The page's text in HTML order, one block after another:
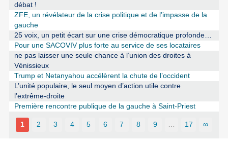
débat !
ZFE, un révélateur de la crise politique et de l’impasse de la
gauche
25 voix, un petit écart sur une crise démocratique profonde…
Pour une SACOVIV plus forte au service de ses locataires
ne pas laisser une seule chance à l’union des droites à
Vénissieux
Trump et Netanyahou accélèrent la chute de l’occident
L’unité populaire, le seul moyen d’action utile contre
l’extrême-droite
Première rencontre publique de la gauche à Saint-Priest
1 2 3 4 5 6 7 8 9 … 17 ∞